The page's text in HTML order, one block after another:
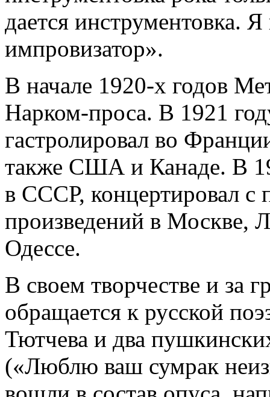
дается инструментовка.
импровизатор».
В начале 1920-х годов
Нарком-проса. В 1921
гастролировал во
также США и Канаде. В
в СССР, концертировал с
произведений в Москве,
Одессе.
В своем творчестве и за
обращается к русской
Тютчева и два
(«Люблю ваш сумрак